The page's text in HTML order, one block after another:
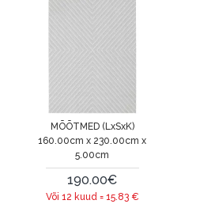
MÕÕTMED (LxSxK)
160.00cm x 230.00cm x
5.00cm
190.00€
Või 12 kuud = 15.83€